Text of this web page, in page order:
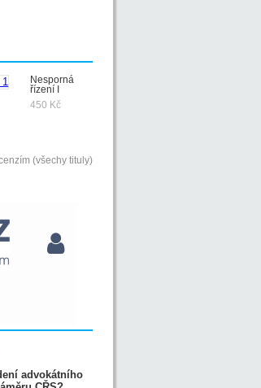
Nesporná
řízení I
450 Kč
(všechy tituly)
advokátního